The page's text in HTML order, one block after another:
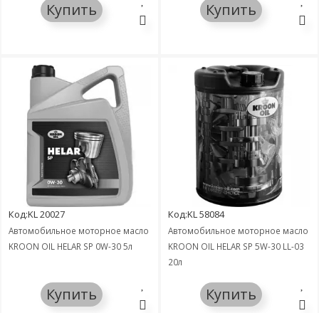
Купить Купить
Код:KL 20027
Автомобильное моторное масло
KROON OIL HELAR SP 0W-30 5л
Купить
Код:KL 58084
Автомобильное моторное масло
KROON OIL HELAR SP 5W-30 LL-03
20л
Купить